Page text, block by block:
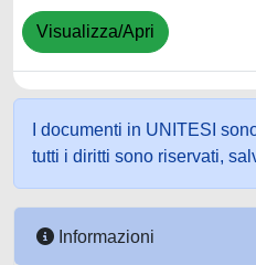
Visualizza/Apri
I documenti in UNITESI
tutti i diritti sono riservati,
Informazioni